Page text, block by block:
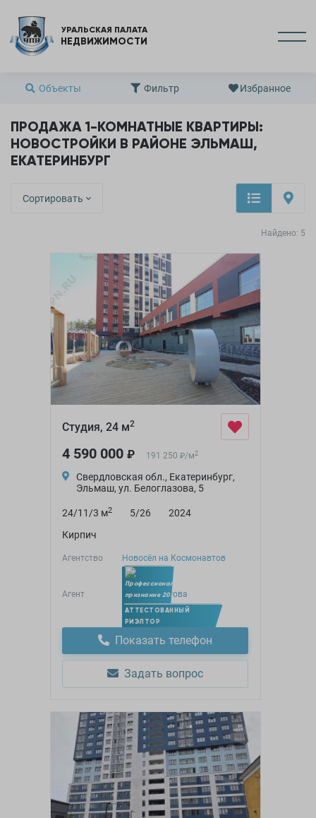
УРАЛЬСКАЯ ПАЛАТА
НЕДВИЖИМОСТИ
Объекты Фильтр Избранное
ПРОДАЖА 1-КОМНАТНЫЕ КВАРТИРЫ:
НОВОСТРОЙКИ В РАЙОНЕ ЭЛЬМАШ,
ЕКАТЕРИНБУРГ
Сортировать
Найдено: 5
Студия, 24 м2
4 590 000 ₽ 191 250 ₽/м2
Свердловская обл., Екатеринбург,
Эльмаш, ул. Белоглазова, 5
24/11/3 м2 5/26
2024
Кирпич
Агентство Новосёл на Космонавтов
Член УПН
Агент Юлия Самитова
АТТЕСТОВАННЫЙ
РИЭЛТОР
Показать телефон
Задать вопрос